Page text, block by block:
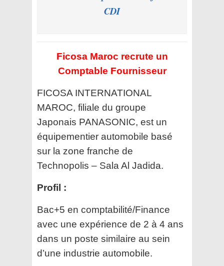
CDI
Ficosa Maroc recrute un
Comptable Fournisseur
FICOSA INTERNATIONAL
MAROC, filiale du groupe
Japonais PANASONIC, est un
équipementier automobile basé
sur la zone franche de
Technopolis – Sala Al Jadida.
Profil :
Bac+5 en comptabilité/Finance
avec une expérience de 2 à 4 ans
dans un poste similaire au sein
d’une industrie automobile.